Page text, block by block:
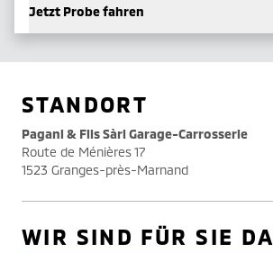
Jetzt Probe fahren
STANDORT
Pagani & Fils Sàrl Garage-Carrosserie
Route de Ménières 17
1523 Granges-près-Marnand
WIR SIND FÜR SIE DA